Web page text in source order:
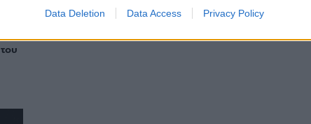
Data Deletion Data Access Privacy Policy
Mr. Dim: Το ασιατικό που κέρδισε την
Αθήνα ήρθε και στη Γλυφάδα